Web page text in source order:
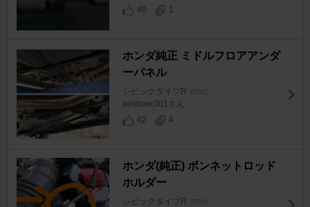
40 1
ホンダ純正 ミドルフロアアンダ
ーパネル
シビックタイプR [FD2]
kenbow.001さん
42
4
ホンダ(純正) ボンネットロッド
ホルダー
シビックタイプR [FD2]